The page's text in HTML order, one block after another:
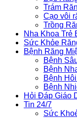
Trám
Cạo vôi
Trồng
Nha Khoa Trẻ
Sức Khỏe
Bệnh Răng
Bệnh
Bệnh
Bệnh
Bệnh
Hỏi Đáp Giáo
Tin 24/7
Sức